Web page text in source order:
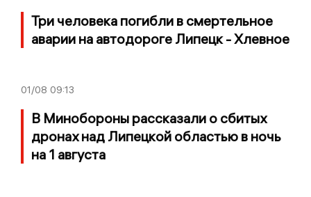
Три человека погибли в смертельное
аварии на автодороге Липецк - Хлевное
01/08 09:13
В Минобороны рассказали о сбитых
дронах над Липецкой областью в ночь
на 1 августа